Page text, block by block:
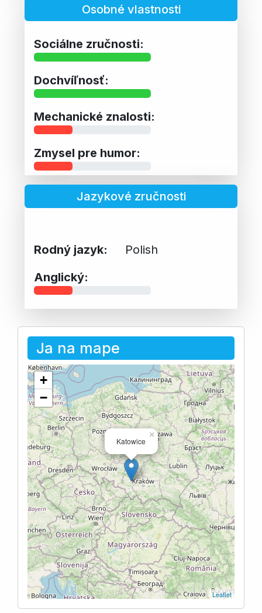
Osobné vlastnosti
Sociálne zručnosti:
Dochvíľnosť:
Mechanické znalosti:
Zmysel pre humor:
Jazykové zručnosti
Rodný jazyk:
Polish
Anglický:
Ja na mape
Katowice
×
+
−
Leaflet